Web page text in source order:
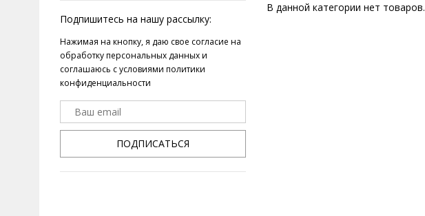
Подпишитесь на нашу рассылку:
Нажимая на кнопку, я даю свое согласие на
обработку персональных данныхи
соглашаюсь с условиями политики
конфиденциальности
ПОДПИСАТЬСЯ
В данной категории нет товаров.